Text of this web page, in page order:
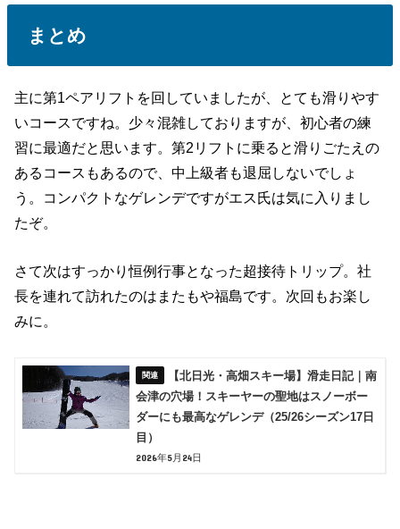
まとめ
主に第1ペアリフトを回していましたが、とても滑りやす
いコースですね。少々混雑しておりますが、初心者の練
習に最適だと思います。第2リフトに乗ると滑りごたえの
あるコースもあるので、中上級者も退屈しないでしょ
う。コンパクトなゲレンデですがエス氏は気に入りまし
たぞ。
さて次はすっかり恒例行事となった超接待トリップ。社
長を連れて訪れたのはまたもや福島です。次回もお楽し
みに。
【北日光・高畑スキー場】滑走日記｜南
会津の穴場！スキーヤーの聖地はスノーボー
ダーにも最高なゲレンデ（25/26シーズン17日
目）
2026年5月24日